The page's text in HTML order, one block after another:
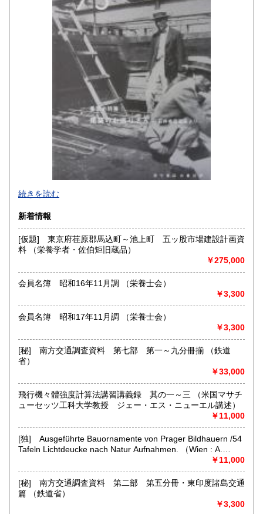
1,400円 大分県
1,400円 鹿児島県
2,070円
【お盆期間の営業につきまして】 8月14日(金)から8月18日
(火)の間は休業とさせて頂きます。ご注文等に関する御対応
■建築土木史と都市史料■
●1996年の創業以来、25年に亘って刊行して参りました弊店
古書目録 『CONSTRUCTION』ですが、店主健康上の都合に
より 第75号 （2021年1月）を最後に途絶いたしております。
現在は刊行再開を目標に、営業を継続しながら養生に励んで
おります。
●それまでは、在庫品と新収品のご紹介を『日本の古本屋』サ
で、ご蒐集やご研究に是非共ご利用下さい。
続きを読む
新着情報
[仮題] 東京府荏原郡馬込町～池上町 五ッ股市場建設計画資
料 （栄養学者・佐伯矩旧蔵品）
￥275,000
会員名簿 昭和16年11月調 （栄養士会）
￥3,300
会員名簿 昭和17年11月調 （栄養士会）
￥3,300
[秘] 南方交通調査資料 第七部 第一～九分冊揃 （鉄道
省）
￥33,000
飛行機々體強度計算法講習講義録 其の一～三 （米国マサチ
ューセッツ工科大学教授 ジェー・エス・ニューエル講述）
￥11,000
[独] Ausgeführte Bauornamente von Prager Bildhauern /54
Tafeln Lichtdeucke nach Natur Aufnahmen. （Wien : A.
￥11,000
[秘] 南方交通調査資料 第二部 第五分冊・東印度諸島交通
篇 （鉄道省）
￥3,300